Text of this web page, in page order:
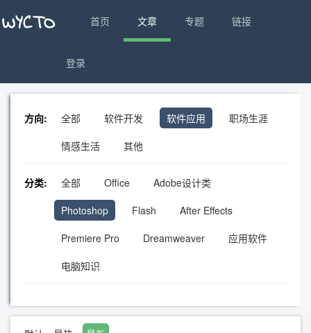
首页 文章 专题 链接
登录
方向: 全部 软件开发 软件应用
职场生涯
情感生活
其他
分类: 全部 Office
Adobe设计类
Photoshop
Flash
After Effects
Premiere Pro
Dreamweaver
应用软件
电脑知识